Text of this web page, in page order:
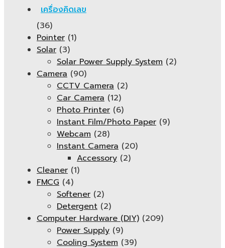
เครื่องคิดเลข
(36)
Pointer (1)
Solar (3)
Solar Power Supply System (2)
Camera (90)
CCTV Camera (2)
Car Camera (12)
Photo Printer (6)
Instant Film/Photo Paper (9)
Webcam (28)
Instant Camera (20)
Accessory (2)
Cleaner (1)
FMCG (4)
Softener (2)
Detergent (2)
Computer Hardware (DIY) (209)
Power Supply (9)
Cooling System (39)